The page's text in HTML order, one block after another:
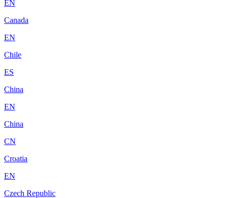
EN
Canada
EN
Chile
ES
China
EN
China
CN
Croatia
EN
Czech Republic